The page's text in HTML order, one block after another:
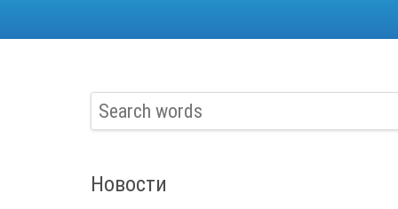
Новости